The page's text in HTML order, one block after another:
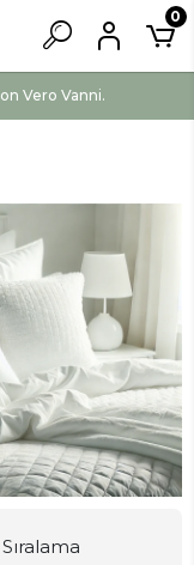
Vero Vanni.
0
Sıralama